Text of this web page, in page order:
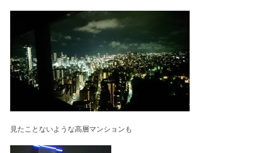
見たことないような高層マンションも